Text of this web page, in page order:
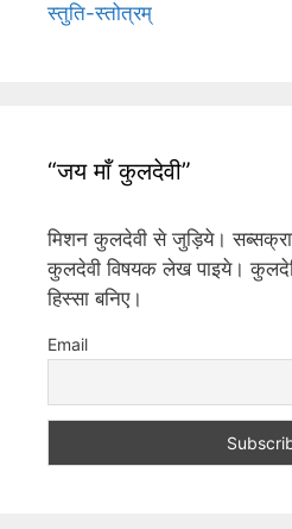
स्तुति-स्तोत्रम्
“जय माँ कुलदेवी”
मिशन कुलदेवी से जुड़िये।
कुलदेवी विषयक लेख पाइये।
हिस्सा बनिए।
Email